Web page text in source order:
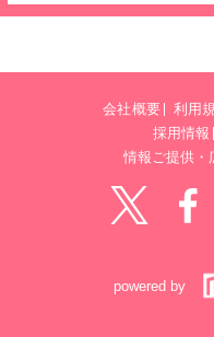
会社概要 利用
採用情報
情報ご提供・
powered by